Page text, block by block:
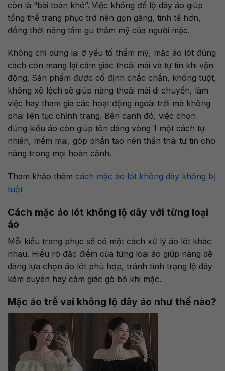
còn là “bài toán khó”. Việc không để lộ dây áo giúp
tổng thể trang phục trở nên gọn gàng, tinh tế hơn,
đồng thời nâng tầm gu thẩm mỹ của người mặc.
Không chỉ dừng lại ở yếu tố thẩm mỹ, mặc áo lót đúng
cách còn mang lại cảm giác thoải mái và tự tin khi vận
động. Sản phẩm được cố định chắc chắn, không tuột,
không xô lệch sẽ giúp nàng thoải mái di chuyển, làm
việc hay tham gia các hoạt động ngoài trời mà không
phải liên tục chỉnh trang. Bên cạnh đó, việc chọn
đúng kiểu áo còn giúp tôn dáng vòng 1 một cách tự
nhiên, mềm mại, góp phần tạo nên thần thái tự tin cho
nàng trong mọi hoàn cảnh.
Tham khảo thêm cách mặc áo lót không dây không bị
tuột
Cách mặc áo lót không lộ dây với từng loại
áo
Mỗi kiểu trang phục sẽ có một cách xử lý áo lót khác
nhau. Hiểu rõ đặc điểm của từng loại áo giúp nàng dễ
dàng lựa chọn áo lót phù hợp, tránh tình trạng lộ dây
kém duyên hay cảm giác gò bó khi mặc.
Mặc áo trễ vai không lộ dây áo như thế nào?